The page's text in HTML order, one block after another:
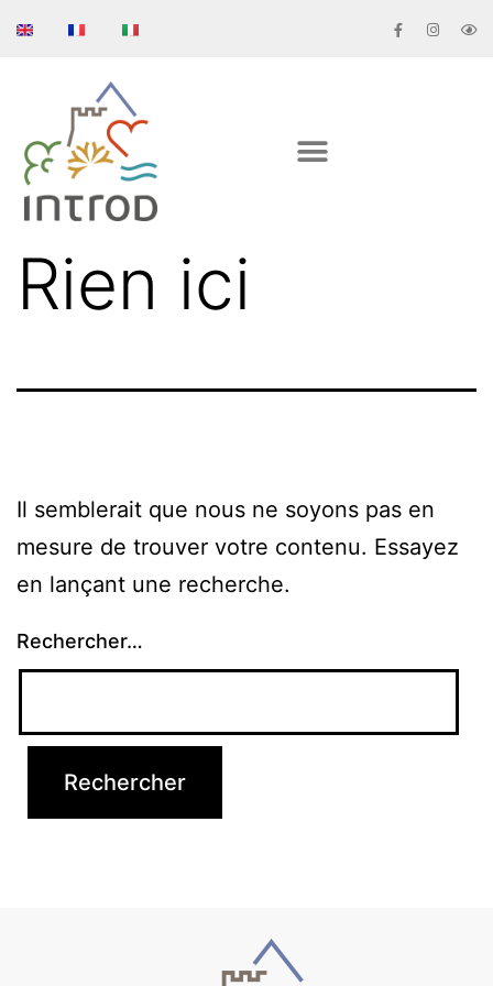
Rien ici
Il semblerait que nous ne soyons pas en
mesure de trouver votre contenu. Essayez
en lançant une recherche.
Rechercher…